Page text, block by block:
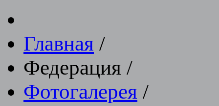
Главная /
Федерация /
Фотогалерея /